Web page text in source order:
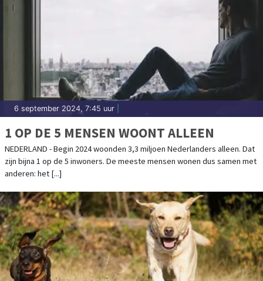
6 september 2024, 7:45 uur
1 OP DE 5 MENSEN WOONT ALLEEN
NEDERLAND - Begin 2024 woonden 3,3 miljoen Nederlanders alleen. Dat
zijn bijna 1 op de 5 inwoners. De meeste mensen wonen dus samen met
anderen: het [...]